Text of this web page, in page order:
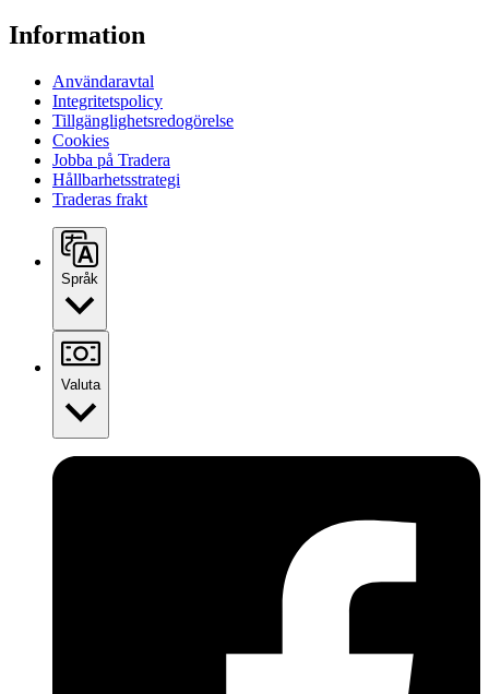
Information
Användaravtal
Integritetspolicy
Tillgänglighetsredogörelse
Cookies
Jobba på Tradera
Hållbarhetsstrategi
Traderas frakt
Språk
Valuta